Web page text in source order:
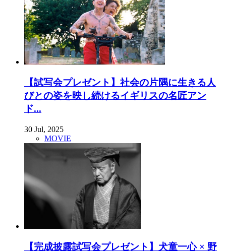
【試写会プレゼント】社会の片隅に生きる人
びとの姿を映し続けるイギリスの名匠アン
ド...
30 Jul, 2025
MOVIE
【完成披露試写会プレゼント】犬童一心 × 野